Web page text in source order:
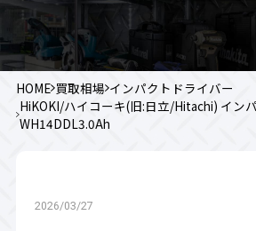
HOME 買取相場 インパクトドライバー
HiKOKI/ハイコーキ(旧:日立/Hitachi) イン
WH14DDL3.0Ah
2026/03/27